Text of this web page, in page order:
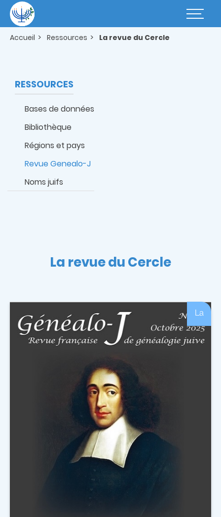
contenu
principal
Basculer
Accueil Ressources La revue du Cercle
RESSOURCES
Bases de données
Bibliothèque
Régions et pays
Revue Genealo-J
Noms juifs
La revue du Cercle
La